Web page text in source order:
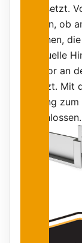
eingesetzt.
werden, ob
bestehen,
Eventuelle
Korridor an
gekürzt. Mit
Eingang